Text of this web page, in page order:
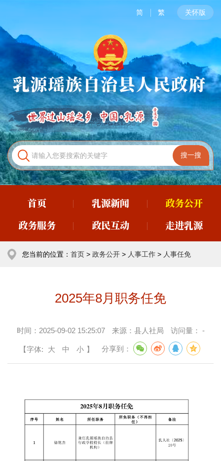
简 繁 关怀版
首页 乳源新闻
政务公开
政务服务
政民互动 走进乳源
您当前的位置： 首页 > 政务公开 > 人事工作 > 人事任免
2025年8月职务任免
时间： 2025-09-02 15:25:07 来源： 县人社局 访问量： -
【字体: 大 中 小 】 分享到：